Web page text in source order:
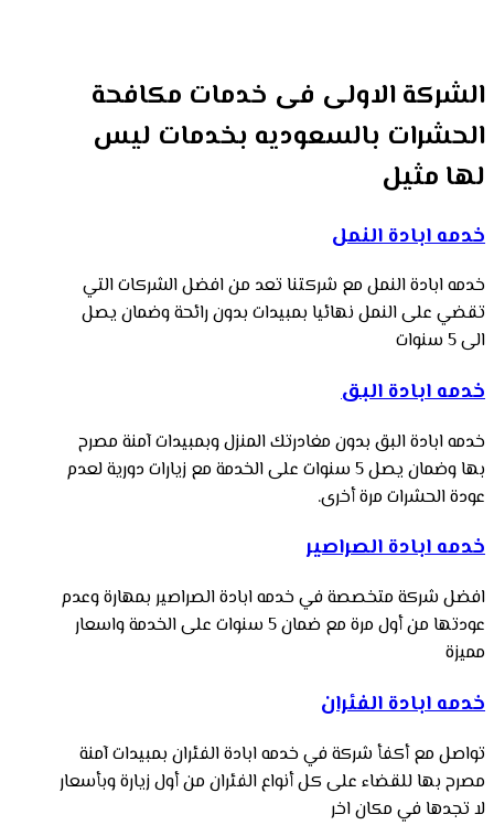
الشركة الاولى فى خدمات مكافحة
الحشرات بالسعوديه بخدمات ليس
لها مثيل
خدمه ابادة النمل
خدمه ابادة النمل مع شركتنا تعد من افضل الشركات التي
تقضي على النمل نهائيا بمبيدات بدون رائحة وضمان يصل
الى 5 سنوات
خدمه ابادة البق
خدمه ابادة البق بدون مغادرتك المنزل وبمبيدات آمنة مصرح
بها وضمان يصل 5 سنوات على الخدمة مع زيارات دورية لعدم
عودة الحشرات مرة أخرى.
خدمه ابادة الصراصير
افضل شركة متخصصة في خدمه ابادة الصراصير بمهارة وعدم
عودتها من أول مرة مع ضمان 5 سنوات على الخدمة واسعار
مميزة
خدمه ابادة الفئران
تواصل مع أكفأ شركة في خدمه ابادة الفئران بمبيدات آمنة
مصرح بها للقضاء على كل أنواع الفئران من أول زيارة وبأسعار
لا تجدها في مكان اخر